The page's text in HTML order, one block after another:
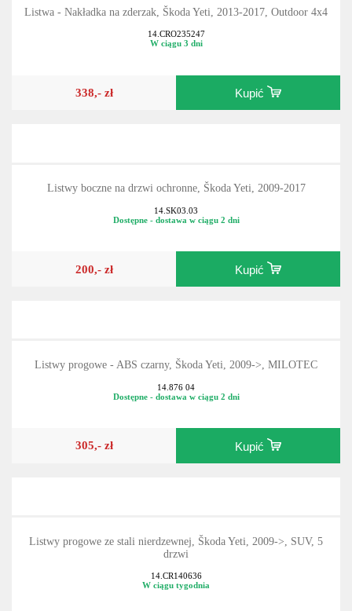
Listwa - Nakładka na zderzak, Škoda Yeti, 2013-2017, Outdoor 4x4
14.CRO235247
W ciągu 3 dni
338,- zł Kupić
Listwy boczne na drzwi ochronne, Škoda Yeti, 2009-2017
14.SK03.03
Dostępne - dostawa w ciągu 2 dni
200,- zł Kupić
Listwy progowe - ABS czarny, Škoda Yeti, 2009->, MILOTEC
14.876 04
Dostępne - dostawa w ciągu 2 dni
305,- zł Kupić
Listwy progowe ze stali nierdzewnej, Škoda Yeti, 2009->, SUV, 5
drzwi
14.CR140636
W ciągu tygodnia